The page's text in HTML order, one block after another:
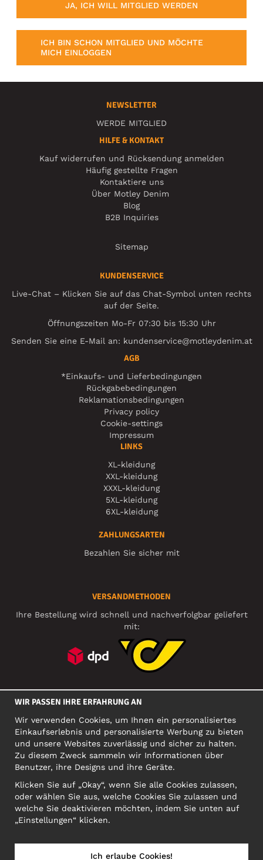
JA, ICH WILL MITGLIED WERDEN
ICH BIN SCHON MITGLIED UND MÖCHTE
MICH EINLOGGEN
NEWSLETTER
WERDE MITGLIED
HILFE & KONTAKT
Kauf widerrufen und Rücksendung anmelden
Häufig gestellte Fragen
Kontaktiere uns
Über Motley Denim
Blog
B2B Inquiries
Sitemap
KUNDENSERVICE
Live-Chat – Klicken Sie auf das Chat-Symbol unten rechts
auf der Seite.
Öffnungszeiten Mo-Fr 07:30 bis 15:30 Uhr
Senden Sie eine E-Mail an: kundenservice@motleydenim.at
AGB
*Einkaufs- und Lieferbedingungen
Rückgabebedingungen
Reklamationsbedingungen
Privacy policy
Cookie-settings
Impressum
LINKS
XL-kleidung
XXL-kleidung
XXXL-kleidung
5XL-kleidung
6XL-kleidung
ZAHLUNGSARTEN
Bezahlen Sie sicher mit
VERSANDMETHODEN
Ihre Bestellung wird schnell und nachverfolgbar geliefert
mit:
SOZIALE MEDIEN
FIRMA
Motley Denim Europe OÜ
Narva mnt 5, EE-10117 Tallinn
Org: 12356245, VAT: EE101578318
ACHTUNG! Produktrücksendungen nicht an diese Adresse
schicken!
WIR PASSEN IHRE ERFAHRUNG AN
Wir verwenden Cookies, um Ihnen ein personalisiertes
Einkaufserlebnis und personalisierte Werbung zu bieten
und unsere Websites zuverlässig und sicher zu halten.
Zu diesem Zweck sammeln wir Informationen über
Benutzer, ihre Designs und ihre Geräte.
Klicken Sie auf „Okay“, wenn Sie alle Cookies zulassen,
oder wählen Sie aus, welche Cookies Sie zulassen und
welche Sie deaktivieren möchten, indem Sie unten auf
„Einstellungen“ klicken.
Ich erlaube Cookies!